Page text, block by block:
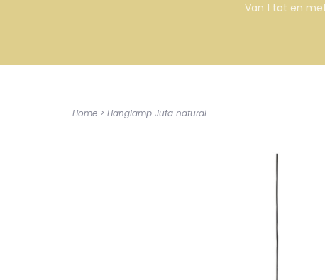
Van 1 tot en
Home > Hanglamp Juta natural